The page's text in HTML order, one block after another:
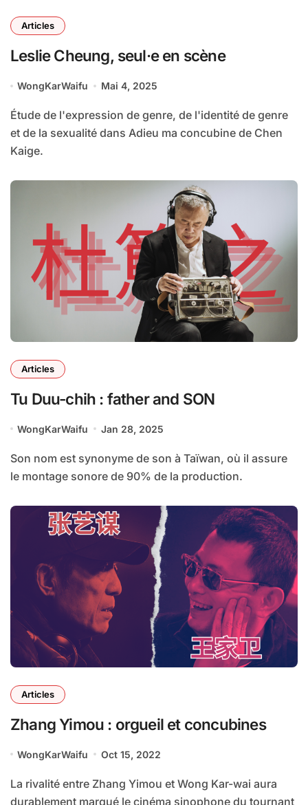
Articles
Leslie Cheung, seul·e en scène
WongKarWaifu Mai 4, 2025
Étude de l'expression de genre, de l'identité de genre
et de la sexualité dans Adieu ma concubine de Chen
Kaige.
Articles
Tu Duu-chih : father and SON
WongKarWaifu Jan 28, 2025
Son nom est synonyme de son à Taïwan, où il assure
le montage sonore de 90% de la production.
Articles
Zhang Yimou : orgueil et concubines
WongKarWaifu Oct 15, 2022
La rivalité entre Zhang Yimou et Wong Kar-wai aura
durablement marqué le cinéma sinophone du tournant